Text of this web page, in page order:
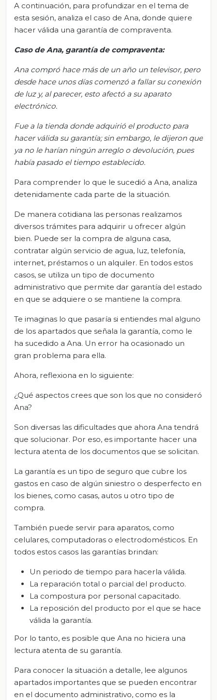
A continuación, para profundizar en el tema de
esta sesión, analiza el caso de Ana, donde quiere
hacer válida una garantía de compraventa.
Caso de Ana, garantía de compraventa:
Ana compró hace más de un año un televisor, pero
desde hace unos días comenzó a fallar su conexión
de luz y, al parecer, esto afectó a su aparato
electrónico.
Fue a la tienda donde adquirió el producto para
hacer válida su garantía; sin embargo, le dijeron que
ya no le harían ningún arreglo o devolución, pues
había pasado el tiempo establecido.
Para comprender lo que le sucedió a Ana, analiza
detenidamente cada parte de la situación.
De manera cotidiana las personas realizamos
diversos trámites para adquirir u ofrecer algún
bien. Puede ser la compra de alguna casa,
contratar algún servicio de agua, luz, telefonía,
internet, préstamos o un alquiler. En todos estos
casos, se utiliza un tipo de documento
administrativo que permite dar garantía del estado
en que se adquiere o se mantiene la compra.
Te imaginas lo que pasaría si entiendes mal alguno
de los apartados que señala la garantía, como le
ha sucedido a Ana. Un error ha ocasionado un
gran problema para ella.
Ahora, reflexiona en lo siguiente:
¿Qué aspectos crees que son los que no consideró
Ana?
Son diversas las dificultades que ahora Ana tendrá
que solucionar. Por eso, es importante hacer una
lectura atenta de los documentos que se solicitan.
La garantía es un tipo de seguro que cubre los
gastos en caso de algún siniestro o desperfecto en
los bienes, como casas, autos u otro tipo de
compra.
También puede servir para aparatos, como
celulares, computadoras o electrodomésticos. En
todos estos casos las garantías brindan:
Un periodo de tiempo para hacerla válida.
La reparación total o parcial del producto.
La compostura por personal capacitado.
La reposición del producto por el que se hace
válida la garantía.
Por lo tanto, es posible que Ana no hiciera una
lectura atenta de su garantía.
Para conocer la situación a detalle, lee algunos
apartados importantes que se pueden encontrar
en el documento administrativo, como es la